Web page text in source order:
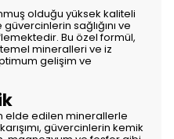
olduğu yüksek kaliteli
sağlığını ve
Bu özel formül,
mineralleri ve iz
gelişim ve
elde edilen minerallerle
güvercinlerin kemik